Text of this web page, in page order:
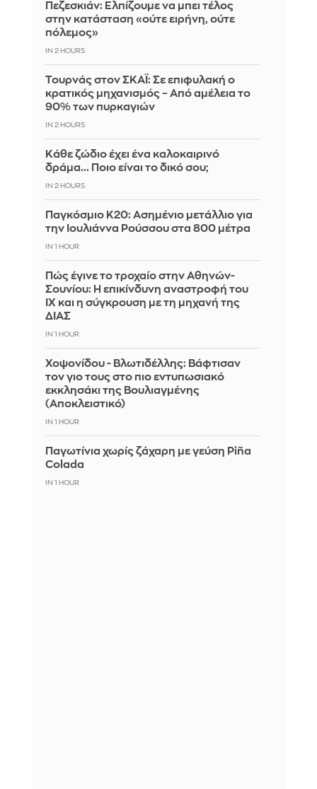
Πεζεσκιάν: Ελπίζουμε να μπει τέλος
στην κατάσταση «ούτε ειρήνη, ούτε
πόλεμος»
IN 2 HOURS
Τουρνάς στον ΣΚΑΪ: Σε επιφυλακή ο
κρατικός μηχανισμός – Από αμέλεια το
90% των πυρκαγιών
IN 2 HOURS
Κάθε ζώδιο έχει ένα καλοκαιρινό
δράμα... Ποιο είναι το δικό σου;
IN 2 HOURS
Παγκόσμιο Κ20: Ασημένιο μετάλλιο για
την Ιουλιάννα Ρούσσου στα 800 μέτρα
IN 1 HOUR
Πώς έγινε το τροχαίο στην Αθηνών-
Σουνίου: Η επικίνδυνη αναστροφή του
ΙΧ και η σύγκρουση με τη μηχανή της
ΔΙΑΣ
IN 1 HOUR
Χοψονίδου - Βλωτιδέλλης: Βάφτισαν
τον γιο τους στο πιο εντυπωσιακό
εκκλησάκι της Βουλιαγμένης
(Αποκλειστικό)
IN 1 HOUR
Παγωτίνια χωρίς ζάχαρη με γεύση Piña
Colada
IN 1 HOUR